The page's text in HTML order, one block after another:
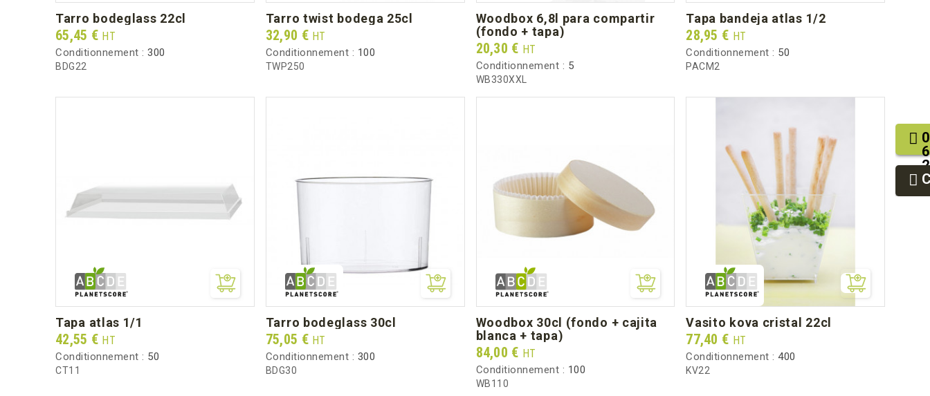
tarro bodeglass 22cl
Prix
65,45 € HT
Conditionnement : 300
BDG22
tarro twist bodega 25cl
Prix
32,90 € HT
Conditionnement : 100
TWP250
woodbox 6,8l para compartir
(fondo + tapa)
Prix
20,30 € HT
Conditionnement : 5
WB330XXL
tapa bandeja atlas 1/2
Prix
28,95 € HT
Conditionnement : 50
PACM2
tapa atlas 1/1
Prix
42,55 € HT
Conditionnement : 50
CT11
tarro bodeglass 30cl
Prix
75,05 € HT
Conditionnement : 300
BDG30
woodbox 30cl (fondo + cajita
blanca + tapa)
Prix
84,00 € HT
Conditionnement : 100
WB110
vasito kova cristal 22cl
Prix
77,40 € HT
Conditionnement :400
KV22